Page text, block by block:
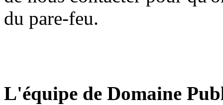
du pare-feu.
L'équipe de Domaine